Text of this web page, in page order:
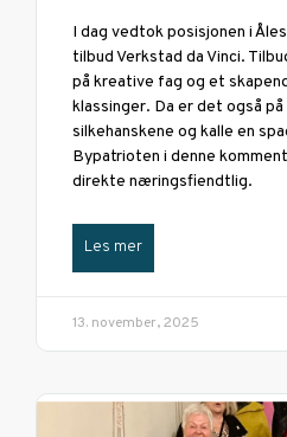
I dag vedtok posisjonen i
tilbud Verkstad da Vinci.
på kreative fag og et
klassinger. Da er det også
silkehanskene og kalle en
Bypatrioten i denne
direkte næringsfiendtlig.
Les mer
13. november, 2025